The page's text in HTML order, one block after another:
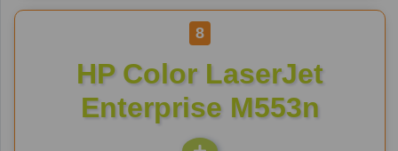
8
HP Color LaserJet
Enterprise M553n